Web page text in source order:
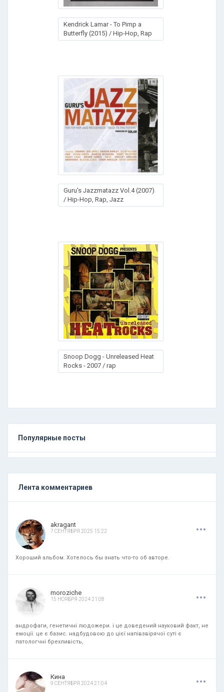
Kendrick Lamar - To Pimp a
Butterfly (2015) / Hip-Hop, Rap
Guru's Jazzmatazz Vol.4 (2007)
/ Hip-Hop, Rap, Jazz
Snoop Dogg - Unreleased Heat
Rocks - 2007 / rap
Популярные посты
Лента комментариев
akragant
7 СЕНТЯБРЯ 2025 15:22 ...
Хороший альбом. Хотелось бы знать что-то об авторе.
moroziche
15 НОЯБРЯ 2024 21:08 ...
андрофаги, генетичні людожери. і це доведений науковий факт, не
емоції. це є базис. надбудовою до цієї напівзвірячої суті є
патологчні брехливість,
Кина
9 СЕНТЯБРЯ 2024 21:04 ...